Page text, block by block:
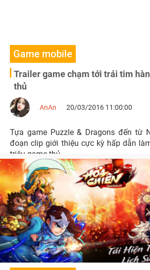
Game mobile
Trailer game chạm tới trái tim
thủ
AnAn 20/03/2016 11:00:00
Tựa game Puzzle & Dragons đến từ
đoạn clip giới thiệu cực kỳ hấp dẫn
triệu game thủ